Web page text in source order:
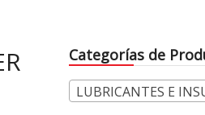
Categorías de
LUBRICANTES E INSUMOS